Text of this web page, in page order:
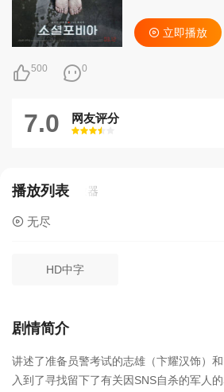
500 0
立即播放
7.0 网友评分
很差
较差还行推荐力荐
播放列表
,无需安装播放器
无尽
HD中字
剧情简介
讲述了准备员警考试的志雄（卞耀汉饰）
入到了寻找留下了有关因SNS自杀的军人